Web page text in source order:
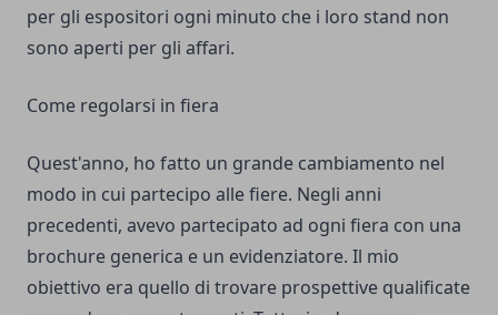
per gli espositori ogni minuto che i loro stand non
sono aperti per gli affari.
Come regolarsi in fiera
Quest'anno, ho fatto un grande cambiamento nel
modo in cui partecipo alle fiere. Negli anni
precedenti, avevo partecipato ad ogni fiera con una
brochure generica e un evidenziatore. Il mio
obiettivo era quello di trovare prospettive qualificate